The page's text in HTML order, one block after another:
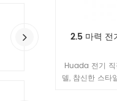
2.5 마력 전
Huada 전기
델, 참신한 스타